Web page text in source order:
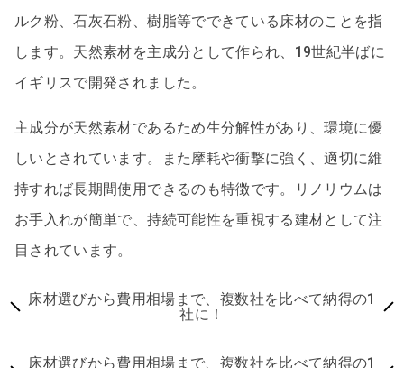
ルク粉、石灰石粉、樹脂等でできている床材のことを指
します。天然素材を主成分として作られ、19世紀半ばに
イギリスで開発されました。
主成分が天然素材であるため生分解性があり、環境に優
しいとされています。また摩耗や衝撃に強く、適切に維
持すれば長期間使用できるのも特徴です。リノリウムは
お手入れが簡単で、持続可能性を重視する建材として注
目されています。
床材選びから費用相場まで、複数社を比べて納得の1
社に！
床材選びから費用相場まで、複数社を比べて納得の1